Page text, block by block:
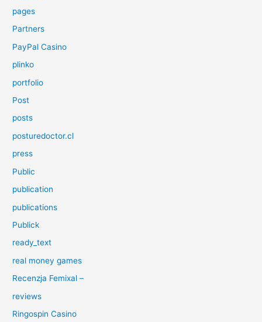
pages
Partners
PayPal Casino
plinko
portfolio
Post
posts
posturedoctor.cl
press
Public
publication
publications
Publick
ready_text
real money games
Recenzja Femixal –
reviews
Ringospin Casino